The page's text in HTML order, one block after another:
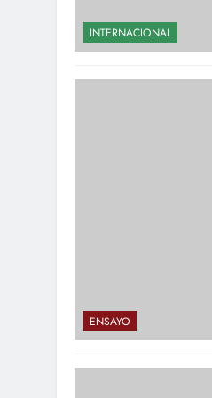
INTERNACIONAL
ENSAYO